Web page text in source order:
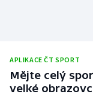
Plážový volejbal
Ragby
APLIKACE ČT SPORT
Mějte celý
velké